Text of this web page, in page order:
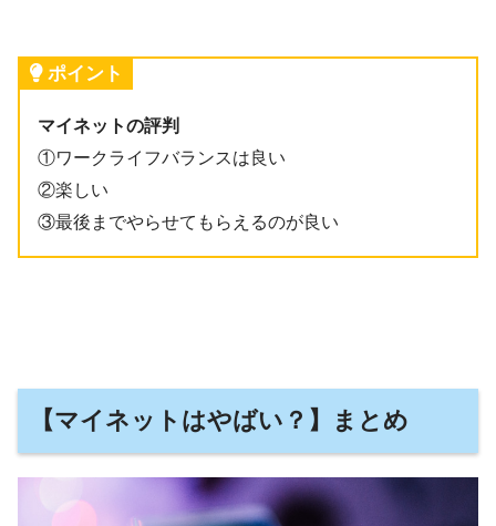
ポイント
マイネットの評判
①ワークライフバランスは良い
②楽しい
③最後までやらせてもらえるのが良い
【マイネットはやばい？】まとめ